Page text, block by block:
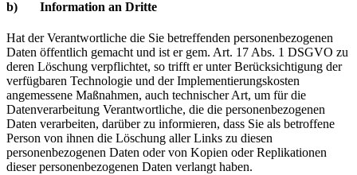
b) Information an Dritte
Hat der Verantwortliche die Sie betreffenden personenbezogenen
Daten öffentlich gemacht und ist er gem. Art. 17 Abs. 1 DSGVO zu
deren Löschung verpflichtet, so trifft er unter Berücksichtigung der
verfügbaren Technologie und der Implementierungskosten
angemessene Maßnahmen, auch technischer Art, um für die
Datenverarbeitung Verantwortliche, die die personenbezogenen
Daten verarbeiten, darüber zu informieren, dass Sie als betroffene
Person von ihnen die Löschung aller Links zu diesen
personenbezogenen Daten oder von Kopien oder Replikationen
dieser personenbezogenen Daten verlangt haben.